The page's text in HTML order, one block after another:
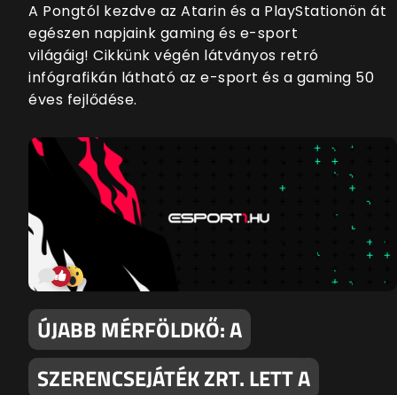
A Pongtól kezdve az Atarin és a PlayStationön át
egészen napjaink gaming és e-sport
világáig! Cikkünk végén látványos retró
infógrafikán látható az e-sport és a gaming 50
éves fejlődése.
ÚJABB MÉRFÖLDKŐ: A
SZERENCSEJÁTÉK ZRT. LETT A